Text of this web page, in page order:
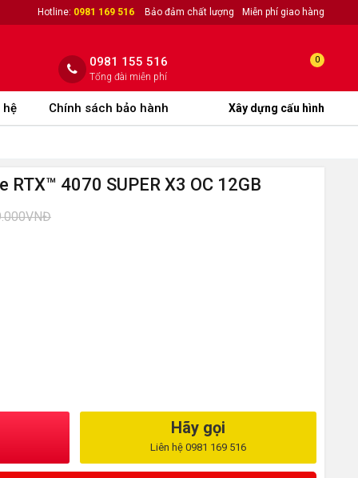
Hotline: 0981 169 516 Bảo đảm chất lượng Miễn phí giao hàng
0981 155 516
Tổng đài miễn phí
0
hệ Chính sách bảo hành Xây dựng cấu hình
RTX™ 4070 SUPER X3 OC 12GB
Hãy gọi
Liên hệ 0981 169 516